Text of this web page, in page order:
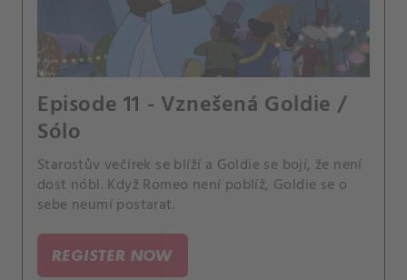
Episode 11 - Vznešená Goldie /
Sólo
Starostův večírek se blíží a Goldie se bojí, že není
dost nóbl. Když Romeo není poblíž, Goldie se o
sebe neumí postarat.
REGISTER NOW